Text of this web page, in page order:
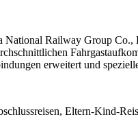
National Railway Group
erweitert und
Eltern-Kind-